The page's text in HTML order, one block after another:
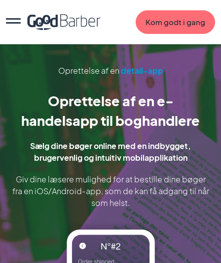
Kom godt i gang
Oprettelse af endetail-app
Oprettelse af en e-
handelsapp til boghandlere
Sælg dine bøger online med en indbygget,
brugervenlig og intuitiv mobilapplikation
Giv dine læsere mulighed for at bestille dine bøger
fra en iOS/Android-app, som de kan få adgang til når
som helst.